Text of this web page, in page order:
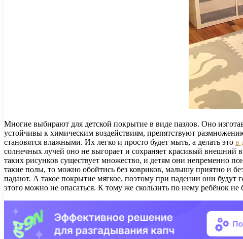
Многие выбирают для детской покрытие в виде пазлов. Оно
устойчивы к химическим воздействиям, препятствуют
становятся влажными. Их легко и просто будет мыть, а делать это в
солнечных лучей оно не выгорает и сохраняет красивый
таких рисунков существует множество, и детям они непременно
такие полы, то можно обойтись без ковриков, малышу приятно и
падают. А такое покрытие мягкое, поэтому при падении они будут
этого можно не опасаться. К тому же скользить по нему ребёнок не